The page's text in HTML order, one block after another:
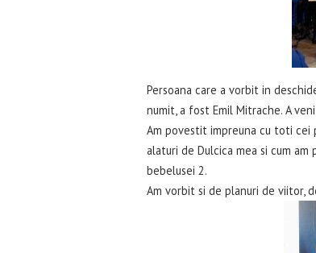
Persoana care a vorbit in
numit, a fost Emil Mitrache. A
Am povestit impreuna cu toti cei
alaturi de Dulcica mea si cum
bebelusei 2.
Am vorbit si de planuri de viitor,